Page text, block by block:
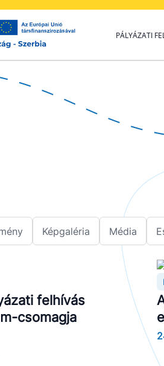
PÁLYÁZATI
Képgaléria Média
felhívás
csomagja